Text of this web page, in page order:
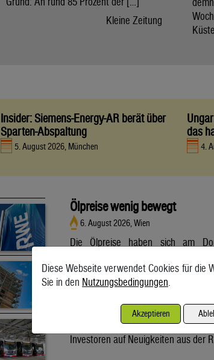
Kleine Zeitung
Insider: Siemens-Energy-AR berät über
Sparten-Abspaltung
5. August 2026, München
das
4.
Ölpreise wenig bewegt
6. August 2026, Wien
Die Ölpreise haben sich am
Brent aus der Nordsee mit
Vormittag 79,75 US-Dollar und
80 Dollar. Unter diese ist er am
auf eine Lösung im Iran-Krieg
Investoren auf Neuigkeiten aus der
Diese Webseite verwendet Cookies für die
Sie in den Nutzungsbedingungen.
Akzeptieren